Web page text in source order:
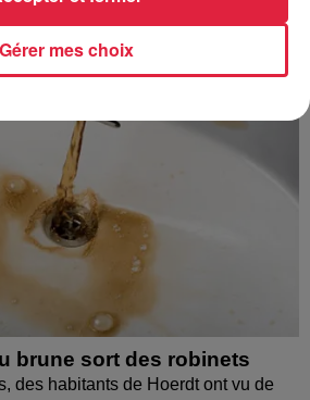
brune sort des robinets
des habitants de Hoerdt ont vu de
Gérer mes choix